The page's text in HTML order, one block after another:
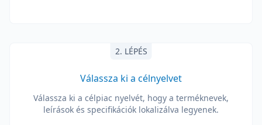
2. LÉPÉS
Válassza ki a célnyelvet
Válassza ki a célpiac nyelvét, hogy a terméknevek,
leírások és specifikációk lokalizálva legyenek.